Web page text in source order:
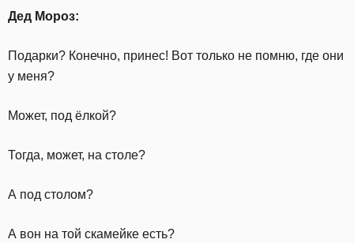
Дед Мороз:
Подарки? Конечно, принес! Вот только не помню, где они
у меня?
Может, под ёлкой?
Тогда, может, на столе?
А под столом?
А вон на той скамейке есть?